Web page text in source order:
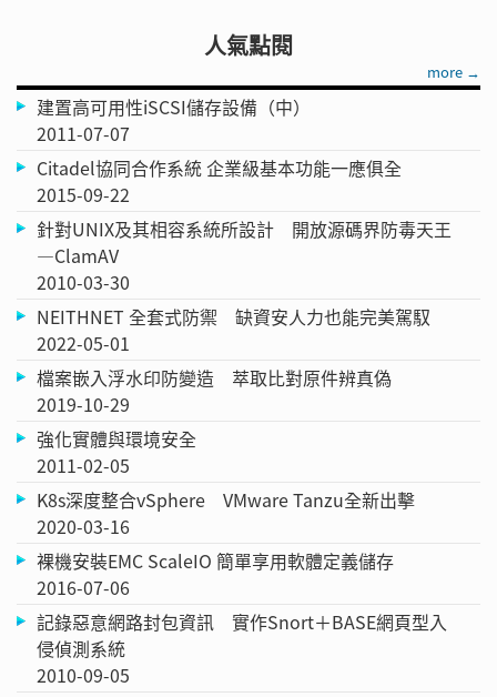
人氣點閱
more →
建置高可用性iSCSI儲存設備（中）
2011-07-07
Citadel協同合作系統 企業級基本功能一應俱全
2015-09-22
針對UNIX及其相容系統所設計 開放源碼界防毒天王
—ClamAV
2010-03-30
NEITHNET 全套式防禦 缺資安人力也能完美駕馭
2022-05-01
檔案嵌入浮水印防變造 萃取比對原件辨真偽
2019-10-29
強化實體與環境安全
2011-02-05
K8s深度整合vSphere VMware Tanzu全新出擊
2020-03-16
裸機安裝EMC ScaleIO 簡單享用軟體定義儲存
2016-07-06
記錄惡意網路封包資訊 實作Snort＋BASE網頁型入
侵偵測系統
2010-09-05